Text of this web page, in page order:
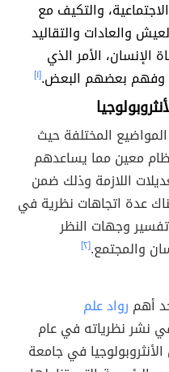
والتكيف مع
والعادات والتقاليد
الإنسان، الأمر الذي
وفهم بعضهم البعض.[١]
المختلفة حيث
معين مما يساعدهم
اللازمة وذلك ضمن
عدة اتجاهات نظرية في
وجهات النظر
والمجتمع.[٢]
رواد علم
نشر نظرياته في عام
الأنثروبولوجيا في جامعة